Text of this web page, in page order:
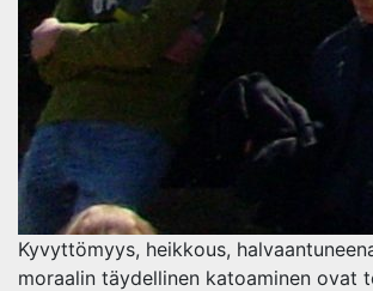
Kyvyttömyys, heikkous,
moraalin täydellinen katoaminen ovat